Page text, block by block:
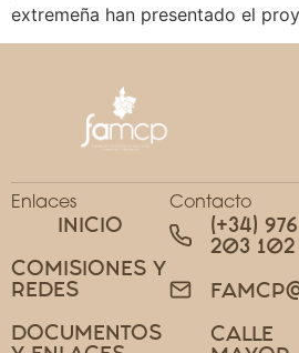
extremeña han presentado el
Enlaces
INICIO
COMISIONES Y
REDES
DOCUMENTOS
Contacto
(+34) 976
203 102
CALLE